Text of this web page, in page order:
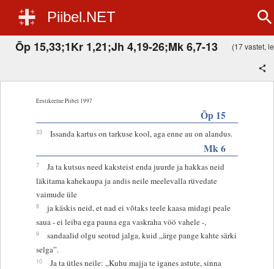
Piibel.NET
Õp 15,33;1Kr 1,21;Jh 4,19-26;Mk 6,7-13 (17 vastet,
Eestikeelne Piibel 1997
Õp 15
33 Issanda kartus on tarkuse kool, aga enne au on alandus.
Mk 6
7
Ja ta kutsus need kaksteist enda juurde ja hakkas neid
läkitama kahekaupa ja andis neile meelevalla rüvedate
vaimude üle
8
ja käskis neid, et nad ei võtaks teele kaasa midagi peale
saua - ei leiba ega pauna ega vaskraha vöö vahele -,
9
sandaalid olgu seotud jalga, kuid „ärge pange kahte särki
selga”.
10
Ja ta ütles neile: „Kuhu majja te iganes astute, sinna